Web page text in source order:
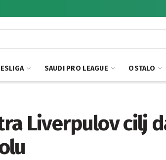
SAUDI PRO LEAGUE OSTALO
Liverpulov cilj